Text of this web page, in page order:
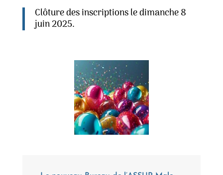
Clôture des inscriptions le dimanche 8
juin 2025.